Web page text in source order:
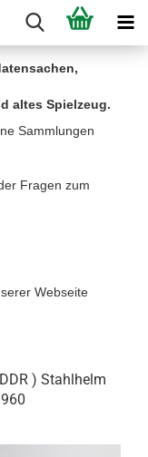
altes Spielzeug.
Sammlungen
Fragen zum
Webseite
) Stahlhelm